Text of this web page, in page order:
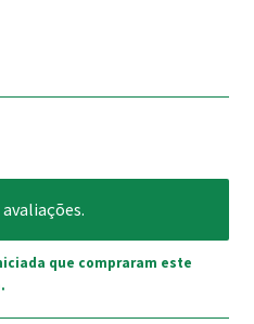
que compraram este